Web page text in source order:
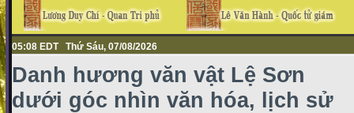
05:08 EDT Thứ Sáu, 07/08/2026
Danh hương văn vật Lệ Sơn
dưới góc nhìn văn hóa, lịch sử